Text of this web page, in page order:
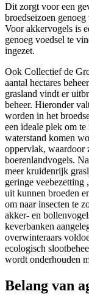
Dit zorgt voor een
broedseizoen
Voor akkervogels is
genoeg voedsel te
ingezet.
Ook Collectief de
aantal hectares
grasland vindt er
beheer. Hieronder
worden in het
een ideale plek om
waterstand komen
oppervlak, waardoor
boerenlandvogels.
meer kruidenrijk
geringe veebezetting
uit kunnen broeden
om naar insecten te
akker- en
keverbanken
overwinteraars
ecologisch
wordt onderhouden
Belang van